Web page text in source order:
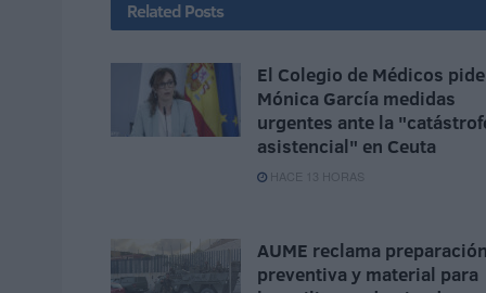
Related Posts
El Colegio de Médicos
Mónica García medidas
urgentes ante la
asistencial" en Ceuta
HACE 13 HORAS
AUME reclama preparación
preventiva y material para